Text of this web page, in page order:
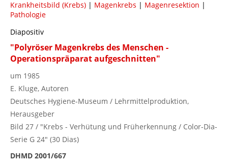
Krankheitsbild (Krebs) | Magenkrebs | Magenresektion |
Pathologie
Diapositiv
"Polyröser Magenkrebs des Menschen -
Operationspräparat aufgeschnitten"
um 1985
E. Kluge, Autoren
Deutsches Hygiene-Museum / Lehrmittelproduktion,
Herausgeber
Bild 27 / "Krebs - Verhütung und Früherkennung / Color-Dia-
Serie G 24" (30 Dias)
DHMD 2001/667